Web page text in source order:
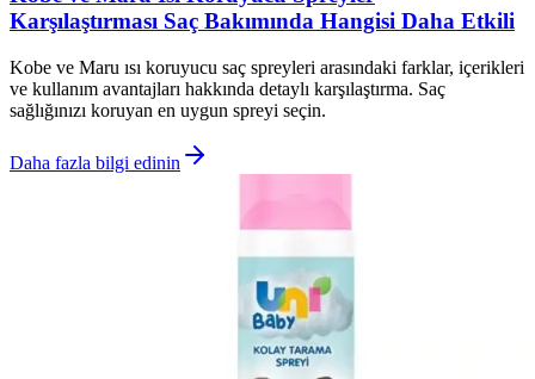
Karşılaştırması Saç Bakımında Hangisi Daha Etkili
Kobe ve Maru ısı koruyucu saç spreyleri arasındaki farklar, içerikleri
ve kullanım avantajları hakkında detaylı karşılaştırma. Saç
sağlığınızı koruyan en uygun spreyi seçin.
Daha fazla bilgi edinin